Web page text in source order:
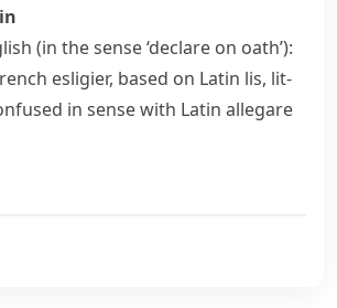
(in the sense ‘declare on oath’):
esligier, based on Latin lis, lit-
in sense with Latin allegare